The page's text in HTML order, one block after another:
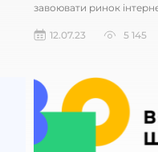
завоювати ринок
12.07.23
5 145